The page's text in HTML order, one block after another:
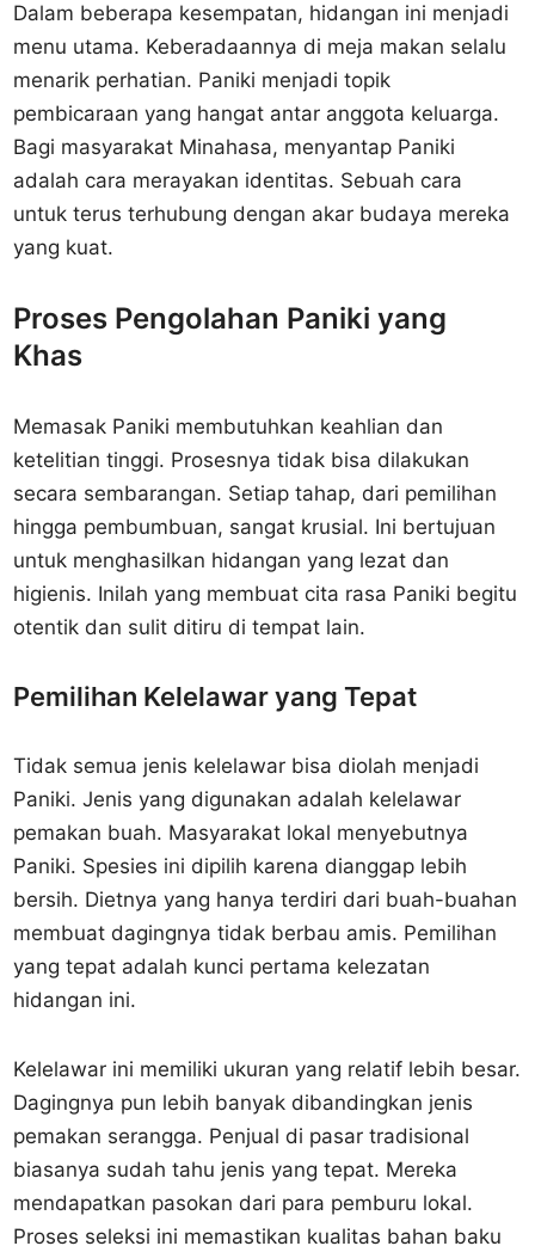
Dalam beberapa kesempatan, hidangan ini menjadi
menu utama. Keberadaannya di meja makan selalu
menarik perhatian. Paniki menjadi topik
pembicaraan yang hangat antar anggota keluarga.
Bagi masyarakat Minahasa, menyantap Paniki
adalah cara merayakan identitas. Sebuah cara
untuk terus terhubung dengan akar budaya mereka
yang kuat.
Proses Pengolahan Paniki yang
Khas
Memasak Paniki membutuhkan keahlian dan
ketelitian tinggi. Prosesnya tidak bisa dilakukan
secara sembarangan. Setiap tahap, dari pemilihan
hingga pembumbuan, sangat krusial. Ini bertujuan
untuk menghasilkan hidangan yang lezat dan
higienis. Inilah yang membuat cita rasa Paniki begitu
otentik dan sulit ditiru di tempat lain.
Pemilihan Kelelawar yang Tepat
Tidak semua jenis kelelawar bisa diolah menjadi
Paniki. Jenis yang digunakan adalah kelelawar
pemakan buah. Masyarakat lokal menyebutnya
Paniki. Spesies ini dipilih karena dianggap lebih
bersih. Dietnya yang hanya terdiri dari buah-buahan
membuat dagingnya tidak berbau amis. Pemilihan
yang tepat adalah kunci pertama kelezatan
hidangan ini.
Kelelawar ini memiliki ukuran yang relatif lebih besar.
Dagingnya pun lebih banyak dibandingkan jenis
pemakan serangga. Penjual di pasar tradisional
biasanya sudah tahu jenis yang tepat. Mereka
mendapatkan pasokan dari para pemburu lokal.
Proses seleksi ini memastikan kualitas bahan baku